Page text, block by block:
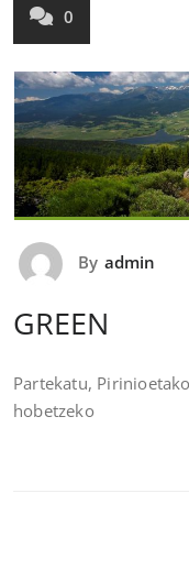
0
By admin
GREEN
Partekatu,
hobetzeko